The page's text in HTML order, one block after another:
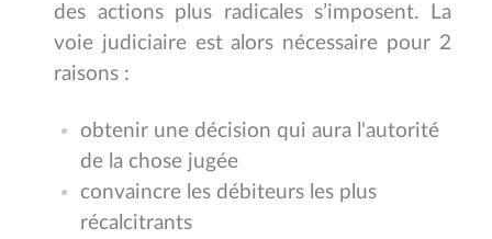
des actions plus radicales s’imposent. La
voie judiciaire est alors nécessaire pour 2
raisons :
obtenir une décision qui aura l'autorité
de la chose jugée
convaincre les débiteurs les plus
récalcitrants